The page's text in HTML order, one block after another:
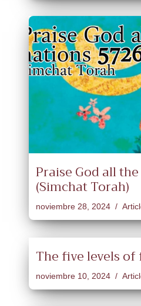
Praise God all
(Simchat Torah)
noviembre 28, 2024
The five levels of
noviembre 10, 2024